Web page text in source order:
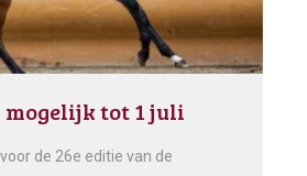
tot 1 juli
de 26e editie van de